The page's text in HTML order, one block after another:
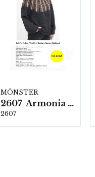
MÖNSTER
2607-Armonia och Alpaca 400
2607